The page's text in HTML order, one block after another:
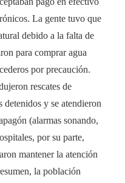
La gente tuvo que
debido a la falta de
para comprar agua
por precaución​.
rescates de
detenidos y se atendieron
(alarmas sonando,
por su parte,
mantener la atención
la población